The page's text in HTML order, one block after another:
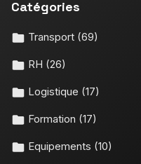
Catégories
Transport (69)
RH (26)
Logistique (17)
Formation (17)
Equipements (10)